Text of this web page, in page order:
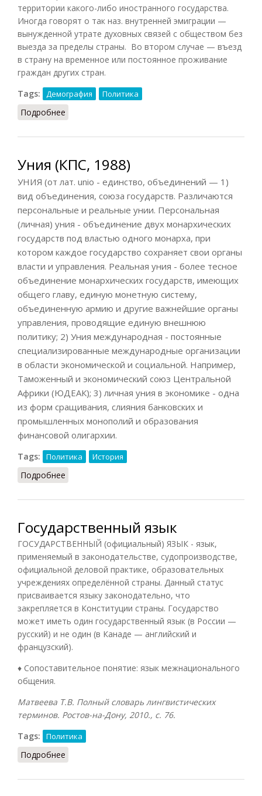
территории какого-либо иностранного государства.
Иногда говорят о так наз. внутренней эмиграции —
вынужденной утрате духовных связей с обществом без
выезда за пределы страны. Во втором случае — въезд
в страну на временное или постоянное проживание
граждан других стран.
Tags:
Демография Политика
Подробнее
Уния (КПС, 1988)
УНИЯ (от лат. unio - единство, объединений — 1)
вид объединения, союза государств. Различаются
персональные и реальные унии. Персональная
(личная) уния - объединение двух монархических
государств под властью одного монарха, при
котором каждое государство сохраняет свои органы
власти и управления. Реальная уния - более тесное
объединение монархических государств, имеющих
общего главу, единую монетную систему,
объединенную армию и другие важнейшие органы
управления, проводящие единую внешнюю
политику; 2) Уния международная - постоянные
специализированные международные организации
в области экономической и социальной. Например,
Таможенный и экономический союз Центральной
Африки (ЮДЕАК); 3) личная уния в экономике - одна
из форм сращивания, слияния банковских и
промышленных монополий и образования
финансовой олигархии.
Tags: Политика История
Подробнее
Государственный язык
ГОСУДАРСТВЕННЫЙ (официальный) ЯЗЫК - язык,
применяемый в законодательстве, судопроизводстве,
официальной деловой практике, образовательных
учреждениях определённой страны. Данный статус
присваивается языку законодательно, что
закрепляется в Конституции страны. Государство
может иметь один государственный язык (в России —
русский) и не один (в Канаде — английский и
французский).
♦ Сопоставительное понятие: язык межнационального
общения.
Матвеева Т.В. Полный словарь лингвистических
терминов. Ростов-на-Дону, 2010., с. 76.
Tags:
Политика
Подробнее